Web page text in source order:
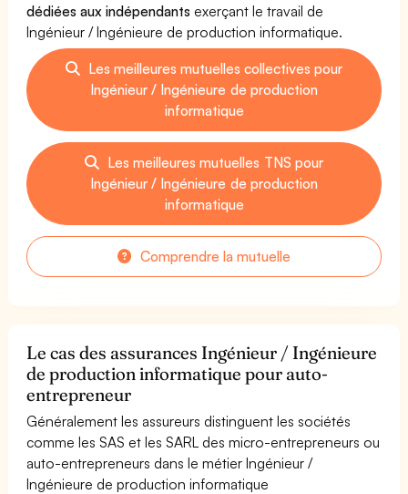
dédiées aux indépendants exerçant le travail de
Ingénieur / Ingénieure de production informatique.
Les meilleures mutuelles collectives pour
Ingénieur / Ingénieure de production
informatique
Les meilleures mutuelles TNS pour
Ingénieur / Ingénieure de production
informatique
Comprendre la mutuelle
Le cas des assurances Ingénieur / Ingénieure
de production informatique pour auto-
entrepreneur
Généralement les assureurs distinguent les sociétés
comme les SAS et les SARL des micro-entrepreneurs ou
auto-entrepreneurs dans le métier Ingénieur /
Ingénieure de production informatique